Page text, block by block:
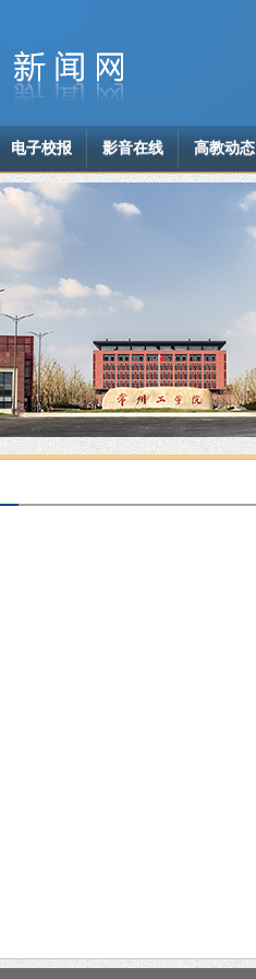
电子校报 影音在线 高教动态